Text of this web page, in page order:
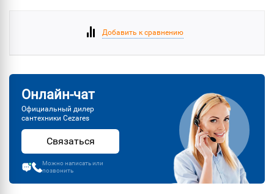
Добавить к сравнению
Онлайн-чат
Официальный дилер
сантехники Cezares
Связаться
Можно написать или
позвонить